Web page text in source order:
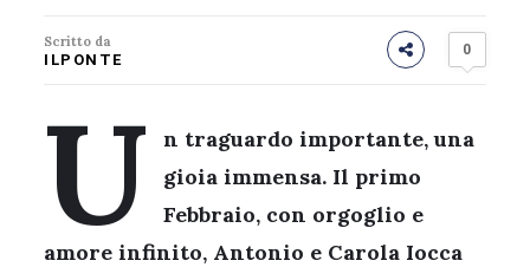
Scritto da
ILPONTE
0
U
n traguardo importante, una
gioia immensa. Il primo
Febbraio, con orgoglio e
amore infinito, Antonio e Carola Iocca